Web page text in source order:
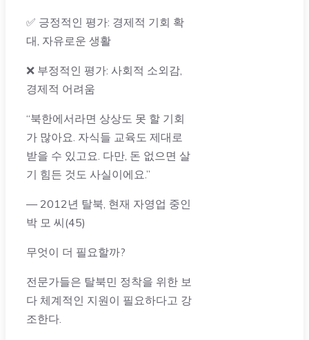
✅ 긍정적인 평가: 경제적 기회 확
대, 자유로운 생활
❌ 부정적인 평가: 사회적 소외감,
경제적 어려움
“북한에서라면 상상도 못 할 기회
가 많아요. 자식들 교육도 제대로
받을 수 있고요. 다만, 돈 없으면 살
기 힘든 것도 사실이에요.”
— 2012년 탈북, 현재 자영업 중인
박 모 씨(45)
무엇이 더 필요할까?
전문가들은 탈북민 정착을 위한 보
다 체계적인 지원이 필요하다고 강
조한다.